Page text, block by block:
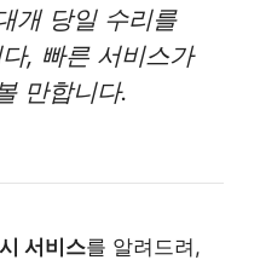
개 당일 수리를
, 빠른 서비스가
만합니다.
서비스를 알려드려,